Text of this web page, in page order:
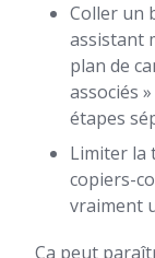
Coller un
assistant
plan de
associés
étapes
Limiter la
copiers-
vraiment
Ça peut